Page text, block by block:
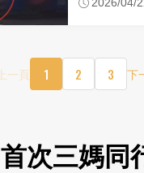
2026/04/
上一頁 1 2 3 下
首次三媽同